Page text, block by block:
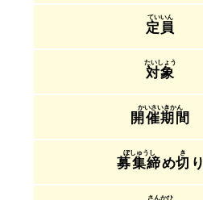
定員
対象
開催期間
募集締め切 り